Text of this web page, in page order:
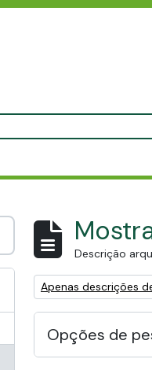
Descrição
Remove filter:
Apenas descrições
Opções de